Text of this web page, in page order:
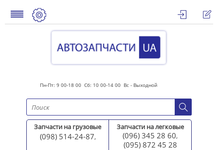
Пн-Пт: 9 00-18 00 Сб: 10 00-14 00 Вс - Выходной
Запчасти на грузовые
(098) 514-24-87,
Запчасти на легковые
(096) 345 28 60,
(095) 872 45 28